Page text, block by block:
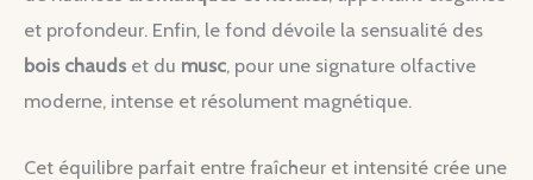
et profondeur. Enfin, le fond dévoile la sensualité des
bois chauds et du musc, pour une signature olfactive
moderne, intense et résolument magnétique.
Cet équilibre parfait entre fraîcheur et intensité crée une